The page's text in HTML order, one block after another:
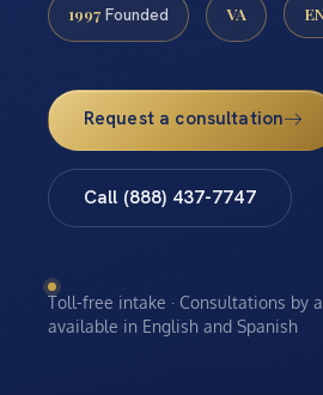
1997 Founded VA
Request a consultation
Call (888) 437-7747
Toll-free intake · Consultations by
available in English and Spanish